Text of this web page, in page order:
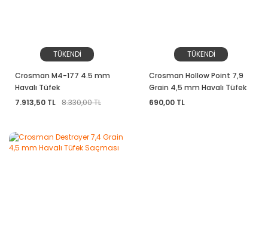
TÜKENDİ
Crosman M4-177 4.5 mm
Havalı Tüfek
7.913,50 TL 8.330,00 TL
TÜKENDİ
Crosman Hollow Point 7,9
Grain 4,5 mm Havalı Tüfek
Saçması
690,00 TL